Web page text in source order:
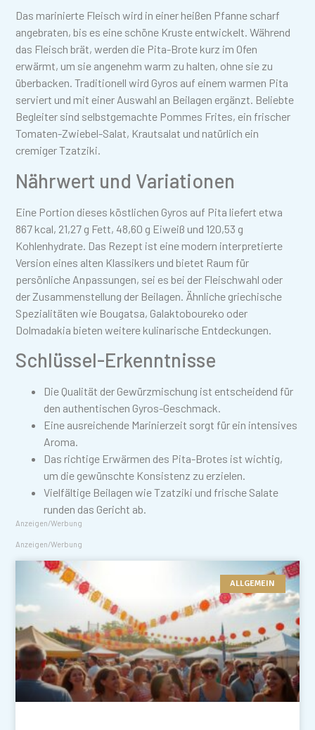
Das marinierte Fleisch wird in einer heißen Pfanne scharf
angebraten, bis es eine schöne Kruste entwickelt. Während
das Fleisch brät, werden die Pita-Brote kurz im Ofen
erwärmt, um sie angenehm warm zu halten, ohne sie zu
überbacken. Traditionell wird Gyros auf einem warmen Pita
serviert und mit einer Auswahl an Beilagen ergänzt. Beliebte
Begleiter sind selbstgemachte Pommes Frites, ein frischer
Tomaten-Zwiebel-Salat, Krautsalat und natürlich ein
cremiger Tzatziki.
Nährwert und Variationen
Eine Portion dieses köstlichen Gyros auf Pita liefert etwa
867 kcal, 21,27 g Fett, 48,60 g Eiweiß und 120,53 g
Kohlenhydrate. Das Rezept ist eine modern interpretierte
Version eines alten Klassikers und bietet Raum für
persönliche Anpassungen, sei es bei der Fleischwahl oder
der Zusammenstellung der Beilagen. Ähnliche griechische
Spezialitäten wie Bougatsa, Galaktoboureko oder
Dolmadakia bieten weitere kulinarische Entdeckungen.
Schlüssel-Erkenntnisse
Die Qualität der Gewürzmischung ist entscheidend für
den authentischen Gyros-Geschmack.
Eine ausreichende Marinierzeit sorgt für ein intensives
Aroma.
Das richtige Erwärmen des Pita-Brotes ist wichtig,
um die gewünschte Konsistenz zu erzielen.
Vielfältige Beilagen wie Tzatziki und frische Salate
runden das Gericht ab.
Anzeigen/Werbung
Anzeigen/Werbung
ALLGEMEIN